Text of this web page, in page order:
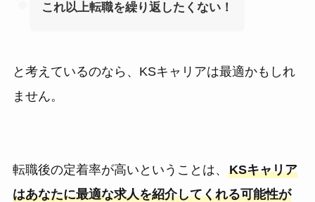
これ以上転職を繰り返したくない！
と考えているのなら、KSキャリアは最適かもしれ
ません。
転職後の定着率が高いということは、 KSキャリア
はあなたに最適な求人を紹介してくれる可能性が